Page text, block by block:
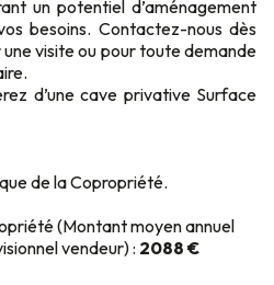
un potentiel d’aménagement
besoins. Contactez-nous dès
visite ou pour toute demande
d’une cave privative Surface
de la Copropriété.
(Montant moyen annuel
vendeur) : 2088 €